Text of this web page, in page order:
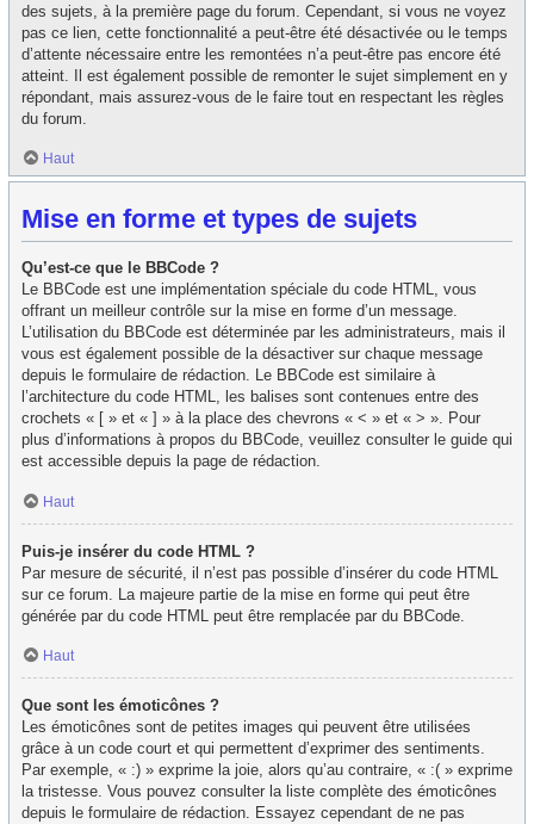
des sujets, à la première page du forum. Cependant, si vous ne voyez
pas ce lien, cette fonctionnalité a peut-être été désactivée ou le temps
d’attente nécessaire entre les remontées n’a peut-être pas encore été
atteint. Il est également possible de remonter le sujet simplement en y
répondant, mais assurez-vous de le faire tout en respectant les règles
du forum.
Haut
Mise en forme et types de sujets
Qu’est-ce que le BBCode ?
Le BBCode est une implémentation spéciale du code HTML, vous
offrant un meilleur contrôle sur la mise en forme d’un message.
L’utilisation du BBCode est déterminée par les administrateurs, mais il
vous est également possible de la désactiver sur chaque message
depuis le formulaire de rédaction. Le BBCode est similaire à
l’architecture du code HTML, les balises sont contenues entre des
crochets « [ » et « ] » à la place des chevrons « < » et « > ». Pour
plus d’informations à propos du BBCode, veuillez consulter le guide qui
est accessible depuis la page de rédaction.
Haut
Puis-je insérer du code HTML ?
Par mesure de sécurité, il n’est pas possible d’insérer du code HTML
sur ce forum. La majeure partie de la mise en forme qui peut être
générée par du code HTML peut être remplacée par du BBCode.
Haut
Que sont les émoticônes ?
Les émoticônes sont de petites images qui peuvent être utilisées
grâce à un code court et qui permettent d’exprimer des sentiments.
Par exemple, « :) » exprime la joie, alors qu’au contraire, « :( » exprime
la tristesse. Vous pouvez consulter la liste complète des émoticônes
depuis le formulaire de rédaction. Essayez cependant de ne pas